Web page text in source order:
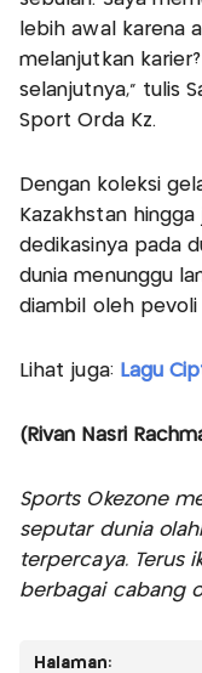
lebih awal karena
melanjutkan
selanjutnya," tulis
Sport Orda Kz.
Dengan koleksi
Kazakhstan
dedikasinya pada
dunia menunggu
diambil oleh pevoli
Lihat juga: Lagu
(Rivan Nasri
Sports Okezone
seputar dunia
terpercaya. Terus
berbagai cabang
Halaman: